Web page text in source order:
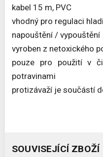
kabel 15 m, PVC
vhodný pro regulaci
napouštění / vypouštění
vyroben z netoxického
pouze pro použití v
potravinami
protizávaží je součástí
SOUVISEJÍCÍ ZBOŽÍ